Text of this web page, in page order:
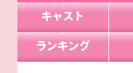
キャスト
ランキング